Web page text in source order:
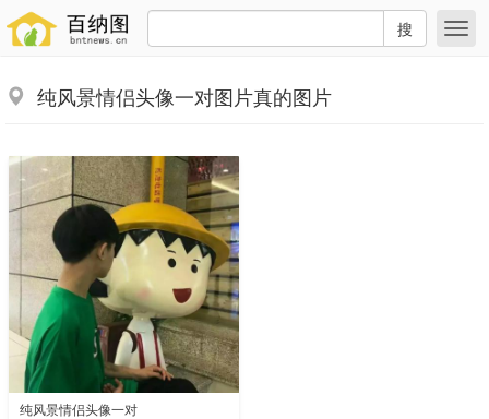
搜
纯风景情侣头像一对图片真的图片
纯风景情侣头像一对